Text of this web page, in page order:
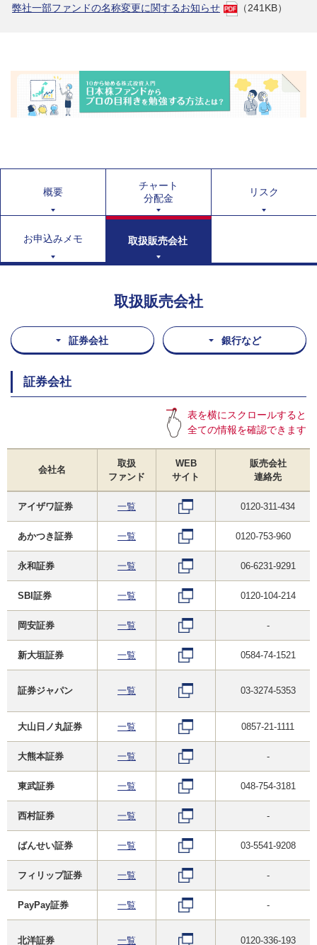
弊社一部ファンドの名称変更に関するお知らせ
（241KB）
概要
チャート
分配金
リスク
お申込みメモ 取扱販売会社
取扱販売会社
証券会社 銀行など
証券会社
表を横にスクロールすると
全ての情報を確認できます
会社名
取扱
ファンド
WEB
サイト
販売会社
連絡先
アイザワ証券 一覧 0120-311-434
あかつき証券 一覧 0120-753-960
永和証券 一覧 06-6231-9291
SBI証券 一覧 0120-104-214
岡安証券 一覧 -
新大垣証券 一覧 0584-74-1521
証券ジャパン 一覧 03-3274-5353
大山日ノ丸証券 一覧 0857-21-1111
大熊本証券 一覧 -
東武証券 一覧 048-754-3181
西村証券 一覧 -
ばんせい証券 一覧 03-5541-9208
フィリップ証券 一覧 -
PayPay証券 一覧 -
北洋証券 一覧 0120-336-193